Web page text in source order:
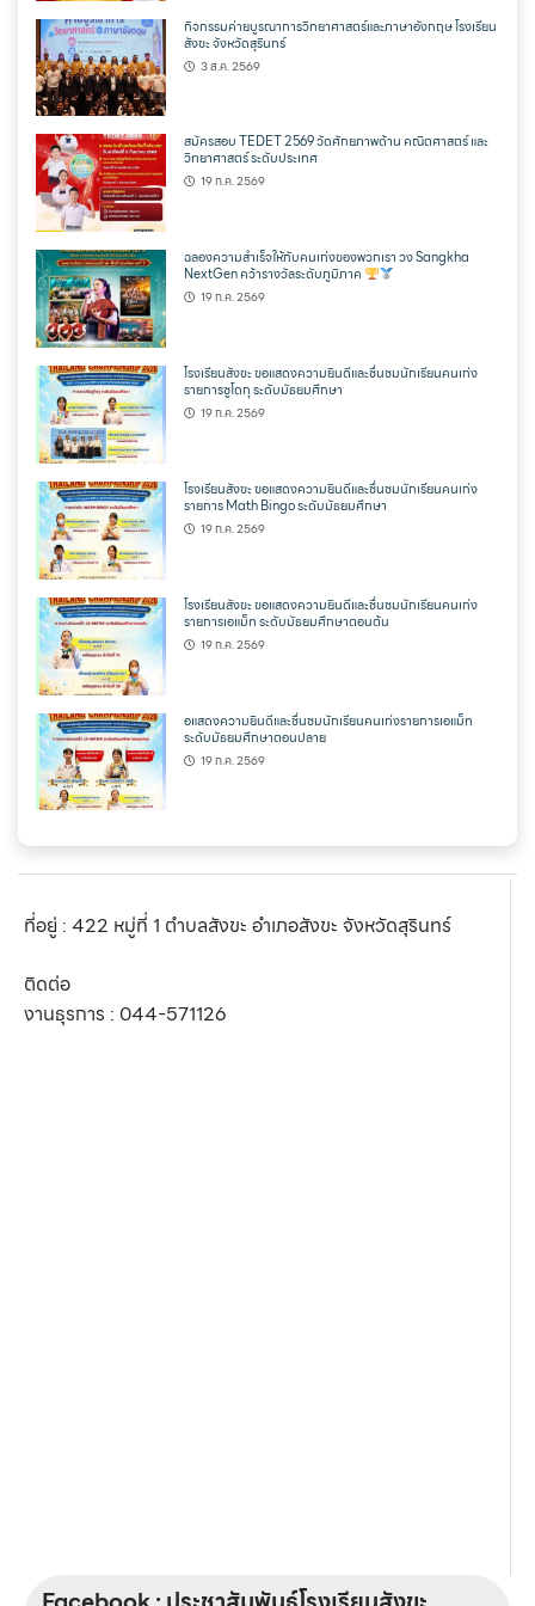
กิจกรรมค่ายบูรณาการวิทยาศาสตร์และภาษาอังกฤษ โรงเรียน
สังขะ จังหวัดสุรินทร์
3 ส.ค. 2569
สมัครสอบ TEDET 2569 วัดศักยภาพด้าน คณิตศาสตร์ และ
วิทยาศาสตร์ ระดับประเทศ
19 ก.ค. 2569
ฉลองความสำเร็จให้กับคนเก่งของพวกเรา วง Sangkha
NextGen คว้ารางวัลระดับภูมิภาค
19 ก.ค. 2569
โรงเรียนสังขะ ขอแสดงความยินดีและชื่นชมนักเรียนคนเก่ง
รายการซูโดกุ ระดับมัธยมศึกษา
19 ก.ค. 2569
โรงเรียนสังขะ ขอแสดงความยินดีและชื่นชมนักเรียนคนเก่ง
รายการ Math Bingo ระดับมัธยมศึกษา
19 ก.ค. 2569
โรงเรียนสังขะ ขอแสดงความยินดีและชื่นชมนักเรียนคนเก่ง
รายการเอแม็ท ระดับมัธยมศึกษาตอนต้น
19 ก.ค. 2569
อแสดงความยินดีและชื่นชมนักเรียนคนเก่งรายการเอแม็ท
ระดับมัธยมศึกษาตอนปลาย
19 ก.ค. 2569
ที่อยู่ : 422 หมู่ที่ 1 ตำบลสังขะ อำเภอสังขะ จังหวัดสุรินทร์
ติดต่อ
งานธุรการ : 044-571126